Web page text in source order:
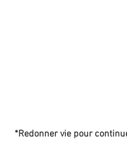
*Redonner vie pour